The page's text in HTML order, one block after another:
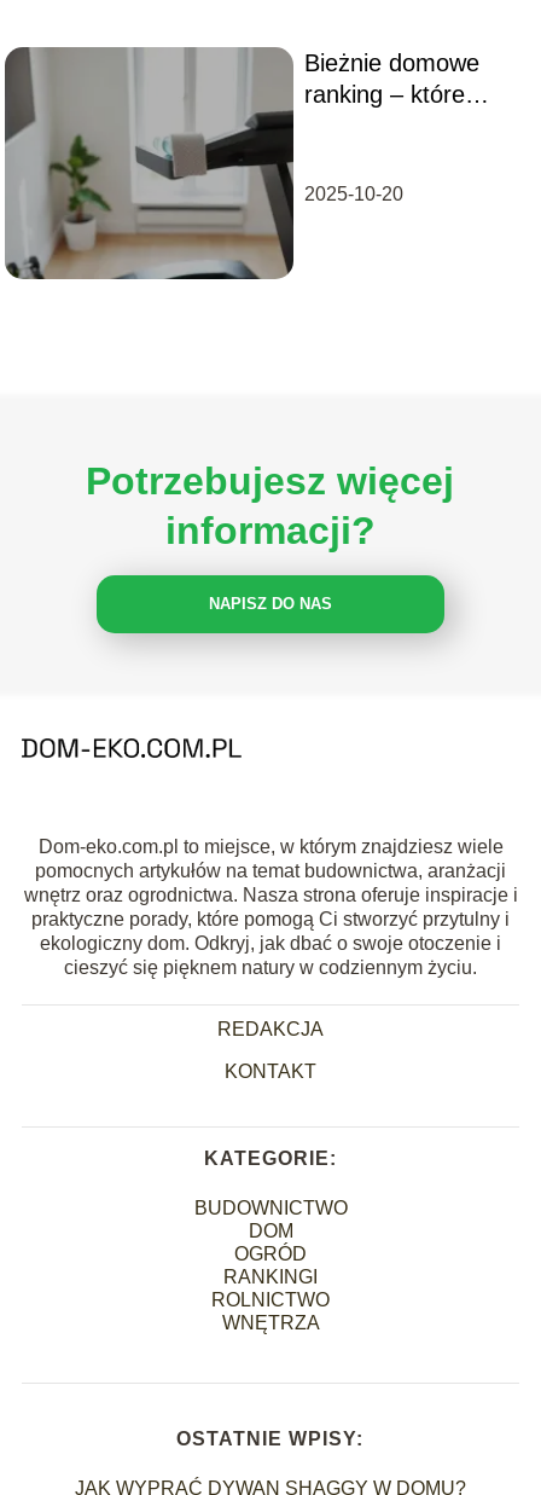
Bieżnie domowe
ranking – które
2025-10-20
Potrzebujesz więcej
informacji?
NAPISZ DO NAS
Dom-eko.com.pl to miejsce, w którym znajdziesz wiele
pomocnych artykułów na temat budownictwa, aranżacji
wnętrz oraz ogrodnictwa. Nasza strona oferuje inspiracje i
praktyczne porady, które pomogą Ci stworzyć przytulny i
ekologiczny dom. Odkryj, jak dbać o swoje otoczenie i
cieszyć się pięknem natury w codziennym życiu.
REDAKCJA
KONTAKT
KATEGORIE:
BUDOWNICTWO
DOM
OGRÓD
RANKINGI
ROLNICTWO
WNĘTRZA
OSTATNIE WPISY:
JAK WYPRAĆ DYWAN SHAGGY W DOMU?